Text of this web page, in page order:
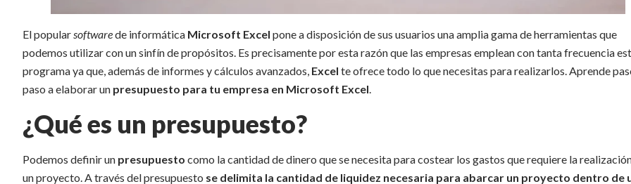
El popularsoftwarede informática Microsoft Excel pone a disposición de sus usuarios una amplia gama de herramientas que
podemos utilizar con un sinfín de propósitos. Es precisamente por esta razón que las empresas emplean con tanta frecuencia
programa ya que, además de informes y cálculos avanzados, Excel te ofrece todo lo que necesitas para realizarlos. Aprende
paso a elaborar un presupuesto para tu empresa en Microsoft Excel.
¿Qué es un presupuesto?
Podemos definir un presupuesto como la cantidad de dinero que se necesita para costear los gastos que requiere la
un proyecto. A través del presupuesto se delimita la cantidad de liquidez necesaria para abarcar un proyecto dentro de